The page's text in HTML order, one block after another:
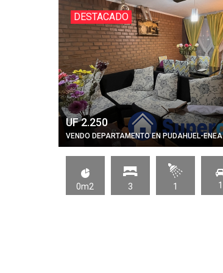
DESTACADO
UF 2.250
VENDO DEPARTAMENTO EN PUDAHUEL-ENEA
0m2 3 1 1